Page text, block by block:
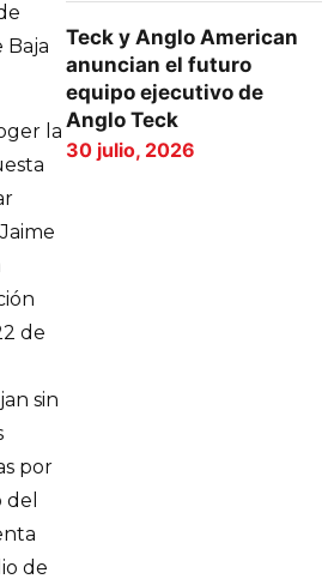
Baja
la
de
sin
por
de
Teck y Anglo American
anuncian el futuro
equipo ejecutivo de
Anglo Teck
30 julio, 2026